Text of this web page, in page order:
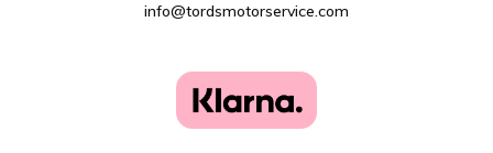
info@tordsmotorservice.com